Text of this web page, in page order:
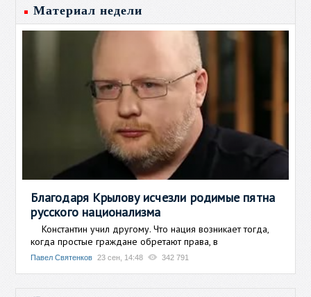
Материал недели
Благодаря Крылову исчезли родимые пятна
русского национализма
Константин учил другому. Что нация возникает тогда,
когда простые граждане обретают права, в
Павел Святенков 23 сен, 14:48 342 791